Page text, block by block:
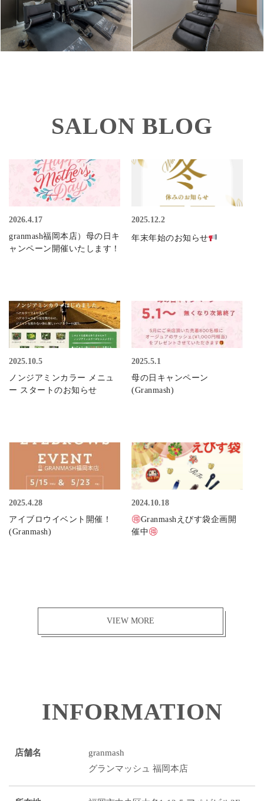
SALON BLOG
2026.4.17
granmash福岡本店）母の日キ
ャンペーン開催いたします！
2025.12.2
年末年始のお知らせ
2025.10.5
ノンジアミンカラー メニュ
ー スタートのお知らせ
2025.5.1
母の日キャンペーン
(Granmash)
2025.4.28
アイブロウイベント開催！
(Granmash)
2024.10.18
Granmashえびす袋企画開
催中
VIEW MORE
INFORMATION
店舗名
granmash
グランマッシュ 福岡本店